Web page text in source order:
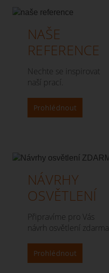
NAŠE
REFERENCE
Nechte se inspirovat
naší prací.
Prohlédnout
NÁVRHY
OSVĚTLENÍ
Připravíme pro Vás
návrh osvětlení zdarma.
Prohlédnout